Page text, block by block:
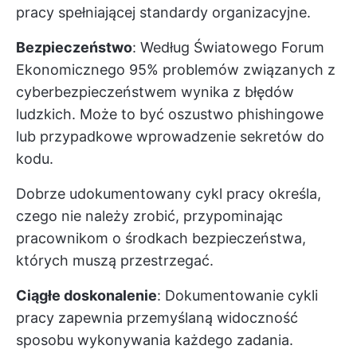
pracy spełniającej standardy organizacyjne.
Bezpieczeństwo: Według Światowego Forum
Ekonomicznego 95% problemów związanych z
cyberbezpieczeństwem wynika z błędów
ludzkich. Może to być oszustwo phishingowe
lub przypadkowe wprowadzenie sekretów do
kodu.
Dobrze udokumentowany cykl pracy określa,
czego nie należy zrobić, przypominając
pracownikom o środkach bezpieczeństwa,
których muszą przestrzegać.
Ciągłe doskonalenie: Dokumentowanie cykli
pracy zapewnia przemyślaną widoczność
sposobu wykonywania każdego zadania.